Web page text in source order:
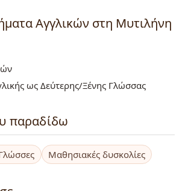
Αγγλικών στη Μυτιλήνη
ως Δεύτερης/Ξένης Γλώσσας
παραδίδω
Μαθησιακές δυσκολίες